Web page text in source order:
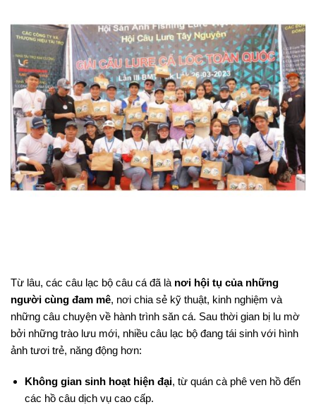
Từ lâu, các câu lạc bộ câu cá đã là nơi hội tụ của những
người cùng đam mê, nơi chia sẻ kỹ thuật, kinh nghiệm và
những câu chuyện về hành trình săn cá. Sau thời gian bị lu mờ
bởi những trào lưu mới, nhiều câu lạc bộ đang tái sinh với hình
ảnh tươi trẻ, năng động hơn:
Không gian sinh hoạt hiện đại, từ quán cà phê ven hồ đến
các hồ câu dịch vụ cao cấp.